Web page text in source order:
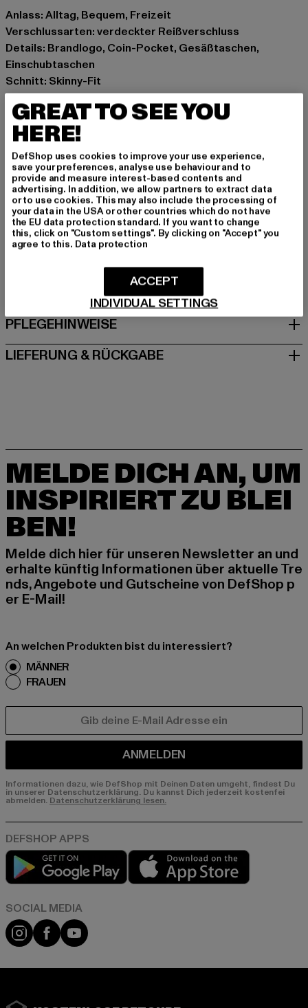
Anlass: Alltag, Bequem, Freizeit
Verschlussarten: verdeckter Reißverschluss
Details: Brandlogo, Coin-Pocket, Gesäßtaschen,
Einschubtaschen
Schnitt: Skinny-Fit
Marke: Denim Project
Kat.: Skinny Fit Jeans
Farbe: blau
Hersteller Farbe: blue wash
Materialzusammensetzung: 98% Baumwolle, 2%
Elasthan
Art.Nr: DP1000-11997
Hersteller: Denim Project Aps |info@denimproject.eu
Jægergaardsgade 156G | 8000 Aarhus C | DK
GRÖSSE & PASSFORM
PFLEGEHINWEISE
LIEFERUNG & RÜCKGABE
MELDE DICH AN, UM
INSPIRIERT ZU BLEI
BEN!
Melde dich hier für unseren Newsletter an und
erhalte künftig Informationen über aktuelle Tre
nds, Angebote und Gutscheine von DefShop p
er E-Mail!
An welchen Produkten bist du interessiert?
MÄNNER
FRAUEN
ANMELDEN
Informationen dazu, wie DefShop mit Deinen Daten umgeht, findest Du
in unserer Datenschutzerklärung. Du kannst Dich jederzeit kostenfei
abmelden. Datenschutzerklärung lesen.
Play market
Instagram
FacebookYouTube
GREAT TO SEE YOU
HERE!
DefShop uses cookies to improve your use experience,
save your preferences, analyse use behaviour and to
provide and measure interest-based contents and
advertising. In addition, we allow partners to extract data
or to use cookies. This may also include the processing of
your data in the USA or other countries which do not have
the EU data protection standard. If you want to change
this, click on "Custom settings". By clicking on "Accept" you
agree to this. Data protection
INDIVIDUAL SETTINGS
ACCEPT